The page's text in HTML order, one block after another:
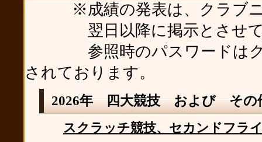
※成績の発表は、クラブニ
翌日以降に掲示とさせて
参照時のパスワードはク
されております。
2026年 四大競技 および その
スクラッチ競技、セカンドフラ